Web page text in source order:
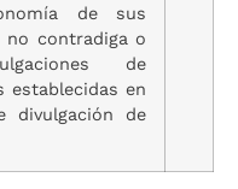
de sus
no contradiga o
de
establecidas en
divulgación de